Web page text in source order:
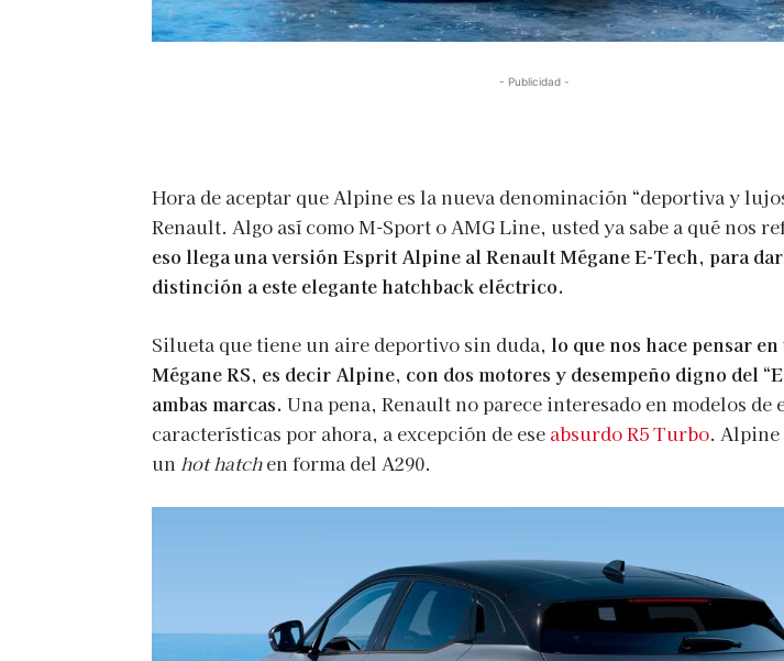
- Publicidad -
Hora de aceptar que Alpine es la nueva denominación “deportiva y
Renault. Algo así como M-Sport o AMG Line, usted ya sabe a qué nos
eso llega una versión Esprit Alpine al Renault Mégane E-Tech, para
distinción a este elegante hatchback eléctrico.
Silueta que tiene un aire deportivo sin duda, lo que nos hace pensar
Mégane RS, es decir Alpine, con dos motores y desempeño digno del
ambas marcas. Una pena, Renault no parece interesado en modelos de
características por ahora, a excepción de ese absurdo R5 Turbo. Alpine
un hot hatchen forma del A290.